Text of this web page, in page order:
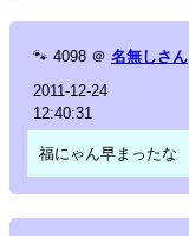
🐾 4098 ＠ 名無しさん
2011-12-24
12:40:31
福にゃん早まったな